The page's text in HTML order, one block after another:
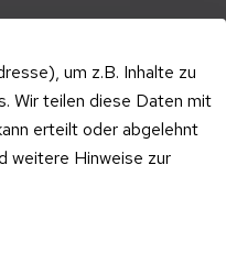
um z.B. Inhalte zu
Wir teilen diese Daten mit
erteilt oder abgelehnt
weitere Hinweise zur